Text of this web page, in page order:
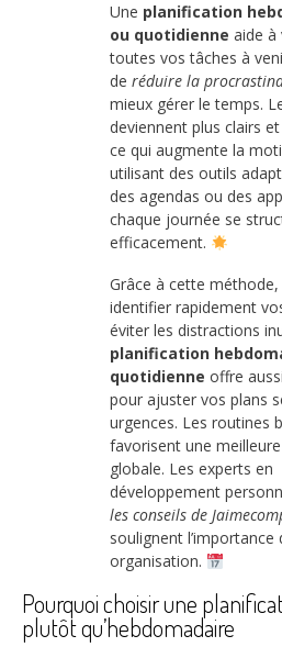
Une planification
ou quotidienne aide à
toutes vos tâches à
de réduire la
mieux gérer le temps.
deviennent plus clairs
ce qui augmente la
utilisant des outils
des agendas ou des
chaque journée se
efficacement.
Grâce à cette
identifier rapidement
éviter les distractions
planification
quotidienne offre
pour ajuster vos plans
urgences. Les routines
favorisent une
globale. Les experts en
développement
les conseils de
soulignent l’importance
organisation.
Pourquoi choisir une
plutôt qu’hebdomadaire